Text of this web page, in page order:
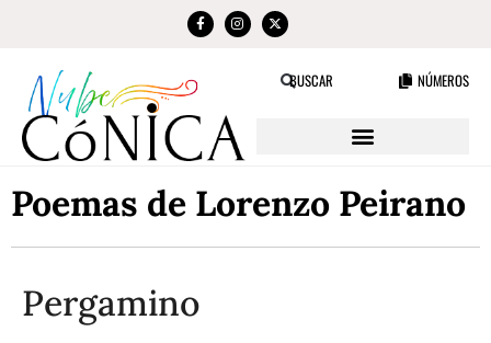
BUSCAR NÚMEROS
Poemas de Lorenzo Peirano
Pergamino